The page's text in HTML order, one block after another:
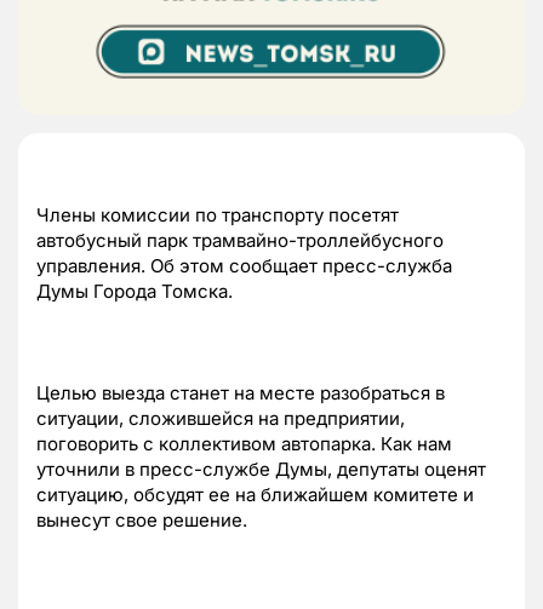
Члены комиссии по транспорту посетят
автобусный парк трамвайно-троллейбусного
управления. Об этом сообщает пресс-служба
Думы Города Томска.
Целью выезда станет на месте разобраться в
ситуации, сложившейся на предприятии,
поговорить с коллективом автопарка. Как нам
уточнили в пресс-службе Думы, депутаты оценят
ситуацию, обсудят ее на ближайшем комитете и
вынесут свое решение.